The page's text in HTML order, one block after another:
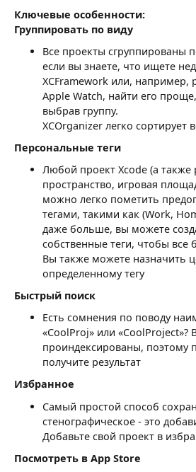
Ключевые особенности:
Группировать по виду
Все проекты сгруппированы
если вы знаете, что ищете
XCFramework или, например,
Apple Watch, найти его
выбрав группу.
XCOrganizer легко сортирует
Персональные теги
Любой проект Xcode (а также
пространство, игровая
можно легко пометить
тегами, такими как (Work,
даже больше, вы можете
собственные теги, чтобы все
Вы также можете назначить
определенному тегу
Быстрый поиск
Есть сомнения по поводу
«CoolProj» или «CoolProject»?
проиндексированы, поэтому
получите результат
Избранное
Самый простой способ
стенографическое - это
Добавьте свой проект в
Посмотреть в App Store